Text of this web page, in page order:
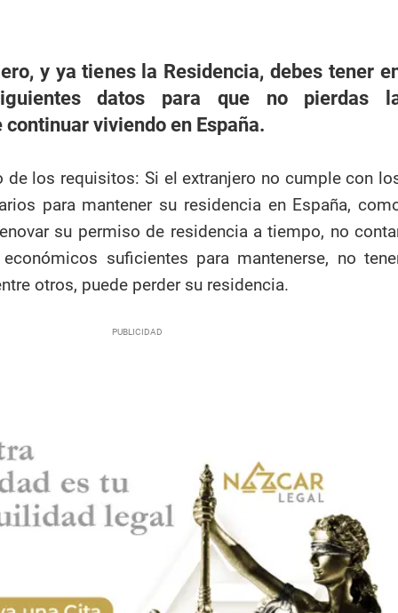
y ya tienes la Residencia, debes tener
datos para que no pierdas
viviendo en España.
de los requisitos: Si el extranjero no cumple con
para mantener su residencia en España,
su permiso de residencia a tiempo, no
suficientes para mantenerse, no
otros, puede perder su residencia.